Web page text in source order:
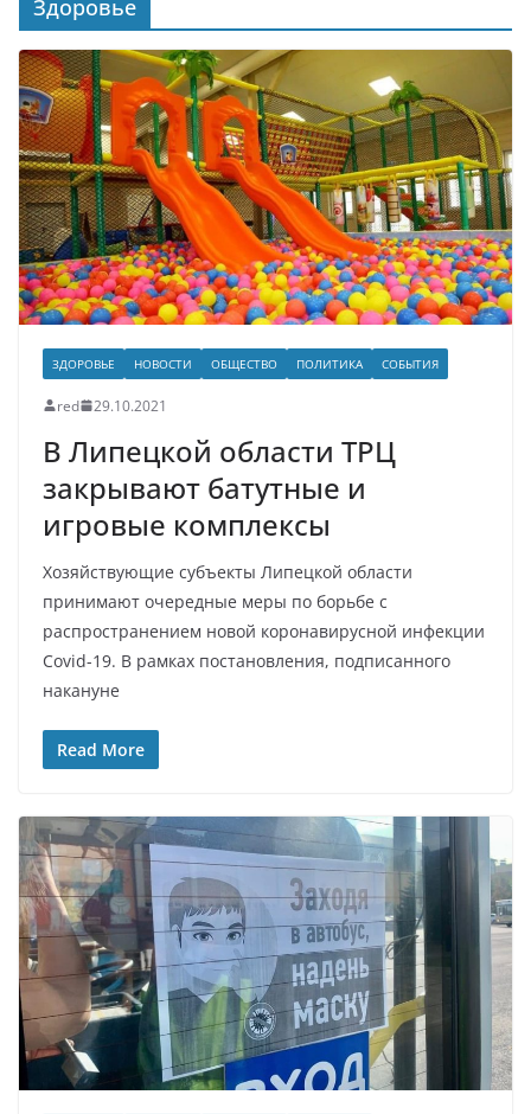
Здоровье
ЗДОРОВЬЕ НОВОСТИ ОБЩЕСТВО ПОЛИТИКА СОБЫТИЯ
red 29.10.2021
В Липецкой области ТРЦ
закрывают батутные и
игровые комплексы
Хозяйствующие субъекты Липецкой области
принимают очередные меры по борьбе с
распространением новой коронавирусной инфекции
Covid-19. В рамках постановления, подписанного
накануне
Read More